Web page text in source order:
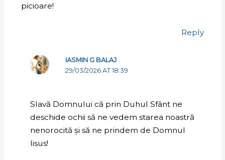
picioare!
Reply
IASMIN G BALAJ
29/03/2026 AT 18:39
Slavă Domnului că prin Duhul Sfânt ne
deschide ochii să ne vedem starea noastră
nenorocită și să ne prindem de Domnul
Iisus!